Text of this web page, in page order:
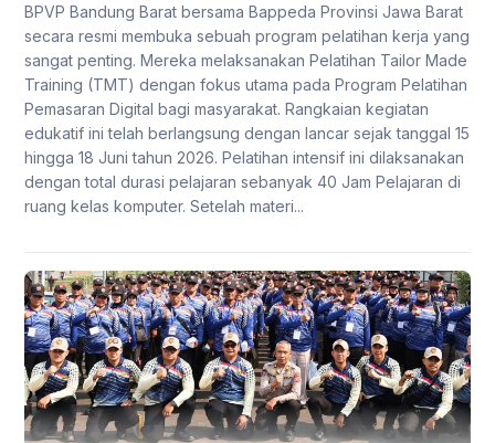
BPVP Bandung Barat bersama Bappeda Provinsi Jawa Barat
secara resmi membuka sebuah program pelatihan kerja yang
sangat penting. Mereka melaksanakan Pelatihan Tailor Made
Training (TMT) dengan fokus utama pada Program Pelatihan
Pemasaran Digital bagi masyarakat. Rangkaian kegiatan
edukatif ini telah berlangsung dengan lancar sejak tanggal 15
hingga 18 Juni tahun 2026. Pelatihan intensif ini dilaksanakan
dengan total durasi pelajaran sebanyak 40 Jam Pelajaran di
ruang kelas komputer. Setelah materi...